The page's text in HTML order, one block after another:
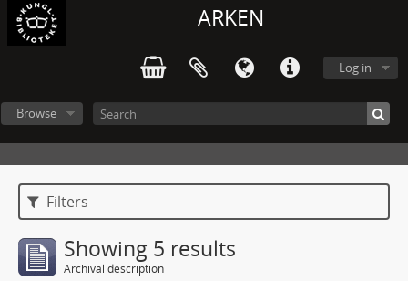
ARKEN
Log in
Browse
Filters
Showing 5 results
Archival description